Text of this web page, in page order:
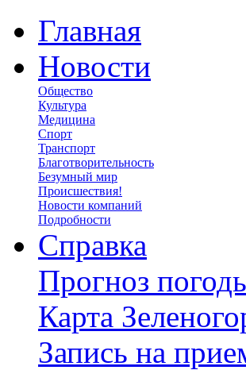
Главная
Новости
Общество
Культура
Медицина
Спорт
Транспорт
Благотворительность
Безумный мир
Происшествия!
Новости компаний
Подробности
Справка
Прогноз
Карта
Запись на